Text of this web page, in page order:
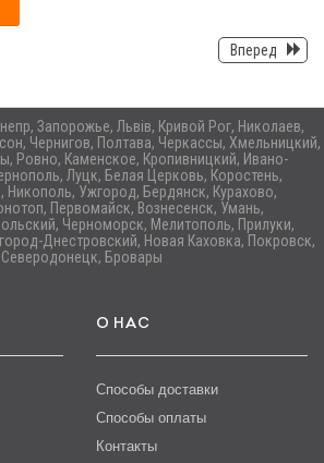
Вперед
Запорожье, Львів, Кривой Рог, Николаев,
Чернигов, Полтава, Черкассы, Хмельницкий,
Ровно, Каменское, Кропивницкий, Ивано-
Луцк, Белая Церковь, Коростень,
Никополь, Ужгород, Бердянск, Курахово,
Первомайск, Вознесенск, Умань,
Черноморск, Мелитополь, Прилуки,
Днестровский, Новая Каховка, Покровск,
Северодонецк, Бровары
О НАС
Способы доставки
Способы оплаты
Контакты